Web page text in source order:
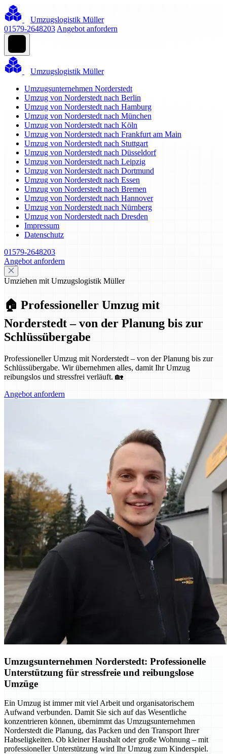
Umzugslogistik Müller
01579-2648203 Angebot anfordern
Umzugslogistik Müller
Umzugsunternehmen Norderstedt
Umzug von Norderstedt nach Berlin
Umzug von Norderstedt nach Hamburg
Umzug von Norderstedt nach München
Umzug von Norderstedt nach Köln
Umzug von Norderstedt nach Frankfurt am Main
Umzug von Norderstedt nach Stuttgart
Umzug von Norderstedt nach Düsseldorf
Umzug von Norderstedt nach Leipzig
Umzug von Norderstedt nach Dortmund
Umzug von Norderstedt nach Essen
Umzug von Norderstedt nach Bremen
Umzug von Norderstedt nach Hannover
Umzug von Norderstedt nach Nürnberg
Umzug von Norderstedt nach Dresden
Impressum
Datenschutz
01579-2648203
Angebot anfordern
Umziehen mit Umzugslogistik Müller
🏠 Professioneller Umzug mit
Norderstedt – von der Planung bis zur
Schlüssübergabe
Professioneller Umzug mit Norderstedt – von der Planung bis zur
Schlüssübergabe. Wir übernehmen alles, damit Ihr Umzug
reibungslos und stressfrei verläuft. 🏡
Angebot anfordern
Umzugsunternehmen Norderstedt: Professionelle
Unterstützung für stressfreie und reibungslose
Umzüge
Ein Umzug ist immer mit viel Arbeit und organisatorischem
Aufwand verbunden. Damit Sie sich auf das Wesentliche
konzentrieren können, übernimmt das Umzugsunternehmen
Norderstedt die Planung, das Packen und den Transport Ihrer
Habseligkeiten. Ob kleiner Haushalt oder große Wohnung – mit
professioneller Unterstützung wird Ihr Umzug zum Kinderspiel.